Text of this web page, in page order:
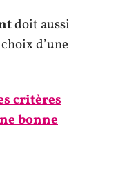
doit aussi
d’une
critères
bonne